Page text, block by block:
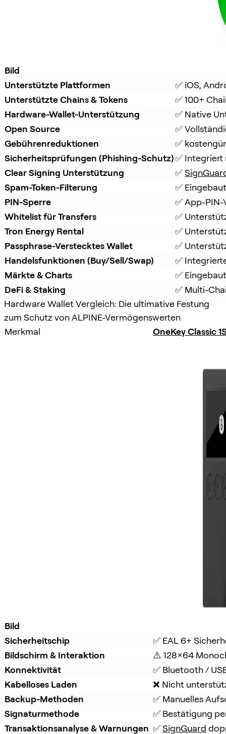
Bild
Unterstützte Plattformen
✅ iOS,
Unterstützte Chains & Tokens
✅ 100+
Hardware-Wallet-Unterstützung
✅ Native
Open Source
✅
Gebührenreduktionen
✅
Sicherheitsprüfungen (Phishing-Schutz)✅
Clear Signing Unterstützung
✅
Spam-Token-Filterung
✅
PIN-Sperre
✅ App-
Whitelist für Transfers
✅
Tron Energy Rental
✅
Passphrase-Verstecktes Wallet
✅
Handelsfunktionen (Buy/Sell/Swap)
✅
Märkte & Charts
✅
DeFi & Staking
✅ Multi-
Hardware Wallet Vergleich: Die ultimative Festung
zum Schutz von ALPINE-Vermögenswerten
Merkmal
OneKey Classic
Bild
Sicherheitschip
✅ EAL 6+
Bildschirm & Interaktion
⚠️ 128×64
Konnektivität
✅ Bluetooth /
Kabelloses Laden
❌ Nicht
Backup-Methoden
✅ Manuelles
Signaturmethode
✅ Bestätigung
Transaktionsanalyse & Warnungen ✅ SignGuard